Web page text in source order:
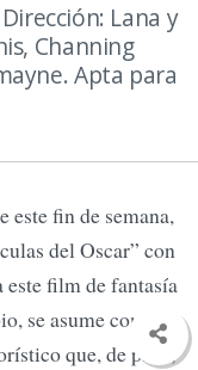
Lana y
Channing
Apta para
fin de semana,
del Oscar” con
este film de fantasía
se asume como
que, de paso,